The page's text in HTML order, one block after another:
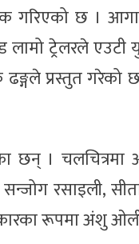
गरिएको छ ।
ट्रेलरले एउटी
ढङ्गले प्रस्तुत
छन् ।
रसाइली,
रूपमा अंशु